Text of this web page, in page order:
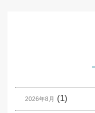
2026年8月 (1)